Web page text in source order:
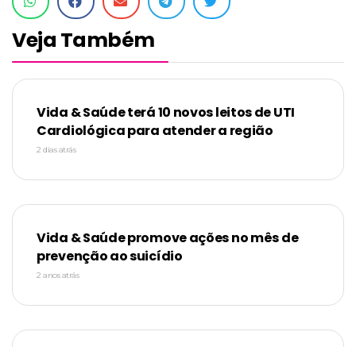
Veja Também
Vida & Saúde terá 10 novos leitos de UTI
Cardiológica para atender a região
2 dias atrás
Vida & Saúde promove ações no mês de
prevenção ao suicídio
2 anos atrás